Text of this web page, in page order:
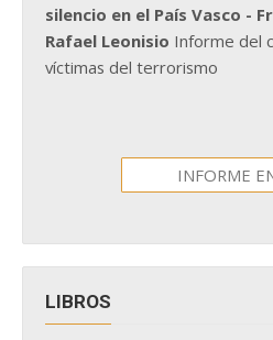
silencio en el País Vasco -
Rafael Leonisio Informe del
víctimas del terrorismo
INFORME
LIBROS